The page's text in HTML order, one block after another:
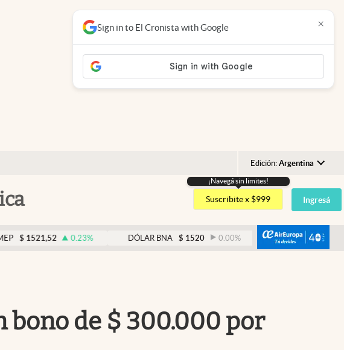
Edición: Argentina
Argentina
España
México
USA
¡Navegá sin limites!
Suscribite x $999 Ingresá
0.23 % DÓLAR BNA $ 1520 0.00% DÓLAR BLUE $ 1530
Sign in to El Cronista with Google ×
bono de $ 300.000 por